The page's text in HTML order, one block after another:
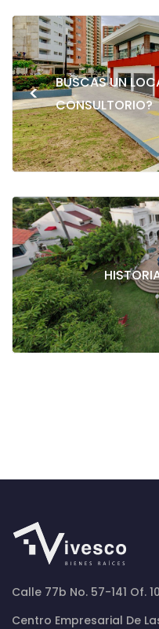
<
BUSCAS UN
CONSULTORIO?
Calle 77b No. 57-141 Of.
Centro Empresarial De